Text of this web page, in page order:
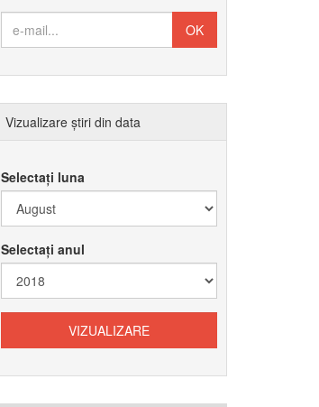
Vizualizare știri din data
Selectați luna
Selectați anul